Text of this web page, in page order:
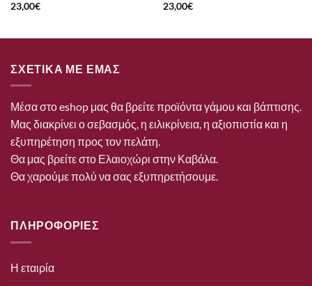
23,00€
23,00€
ΣΧΕΤΙΚΑ ΜΕ ΕΜΑΣ
Μέσα στο eshop μας θα βρείτε προϊόντα γάμου και βάπτισης.
Μας διακρίνει ο σεβασμός, η ειλικρίνεια, η αξιοπιστία και η
εξυπηρέτηση προς τον πελάτη.
Θα μας βρείτε στο Ελαιοχώρι στην Καβάλα.
Θα χαρούμε πολύ να σας εξυπηρετήσουμε.
ΠΛΗΡΟΦΟΡΙΕΣ
Η εταιρία